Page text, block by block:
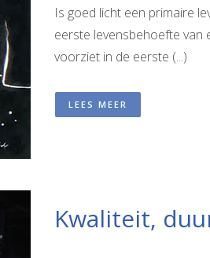
Is goed licht een primaire
eerste levensbehoefte van
voorziet in de eerste (...)
LEES MEER
Kwaliteit,